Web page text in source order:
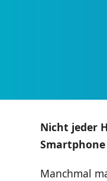
Nicht jeder
Manchmal